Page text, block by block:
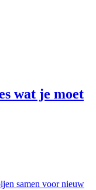
wat je moet
samen voor nieuw